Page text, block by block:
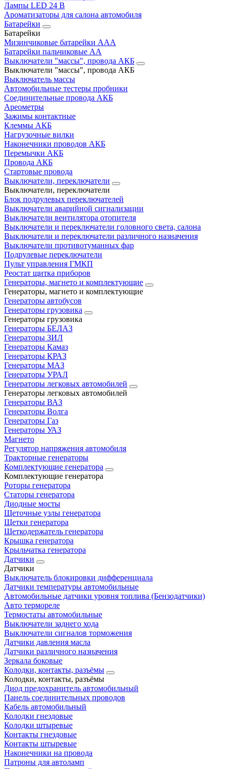
Лампы LED 24 B
Ароматизаторы для салона автомобиля
Батарейки
Батарейки
Мизинчиковые батарейки AAA
Батарейки пальчиковые АА
Выключатели "массы", провода АКБ
Выключатели "массы", провода АКБ
Выключатель массы
Автомобильные тестеры пробники
Соединительные провода АКБ
Ареометры
Зажимы контактные
Клеммы АКБ
Нагрузочные вилки
Наконечники проводов АКБ
Перемычки АКБ
Провода АКБ
Стартовые провода
Выключатели, переключатели
Выключатели, переключатели
Блок подрулевых переключателей
Выключатели аварийной сигнализации
Выключатели вентилятора отопителя
Выключатели и переключатели головного света, салона
Выключатели и переключатели различного назначения
Выключатели противотуманных фар
Подрулевые переключатели
Пульт управления ГМКП
Реостат щитка приборов
Генераторы, магнето и комплектующие
Генераторы, магнето и комплектующие
Генераторы автобусов
Генераторы грузовика
Генераторы грузовика
Генераторы БЕЛАЗ
Генераторы ЗИЛ
Генераторы Камаз
Генераторы КРАЗ
Генераторы МАЗ
Генераторы УРАЛ
Генераторы легковых автомобилей
Генераторы легковых автомобилей
Генераторы ВАЗ
Генераторы Волга
Генераторы Газ
Генераторы УАЗ
Магнето
Регулятор напряжения автомобиля
Тракторные генераторы
Комплектующие генератора
Комплектующие генератора
Роторы генератора
Статоры генератора
Диодные мосты
Щеточные узлы генератора
Щетки генератора
Щеткодержатель генератора
Крышка генератора
Крыльчатка генератора
Датчики
Датчики
Выключатель блокировки дифференциала
Датчики температуры автомобильные
Автомобильные датчики уровня топлива (Бензодатчики)
Авто термореле
Термостаты автомобильные
Выключатели заднего хода
Выключатели сигналов торможения
Датчики давления масла
Датчики различного назначения
Зеркала боковые
Колодки, контакты, разъёмы
Колодки, контакты, разъёмы
Диод предохранитель автомобильный
Панель соединительных проводов
Кабель автомобильный
Колодки гнездовые
Колодки штыревые
Контакты гнездовые
Контакты штыревые
Наконечники на провода
Патроны для автоламп